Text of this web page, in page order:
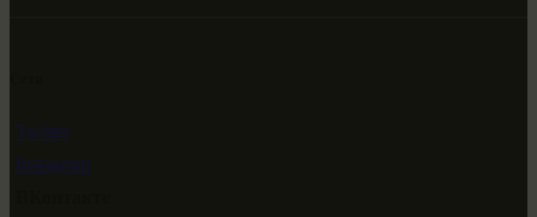
Twitter
Instagram